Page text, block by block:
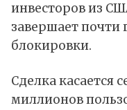
инвесторов из
завершает почти
блокировки.
Сделка касается
миллионов